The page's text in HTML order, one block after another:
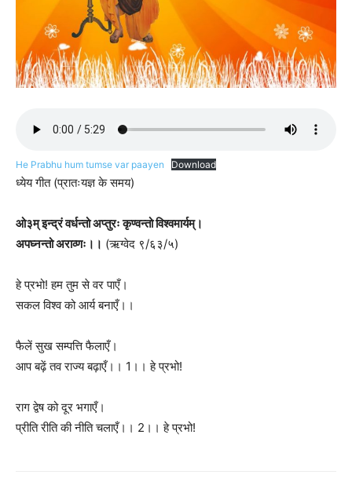
He Prabhu hum tumse var paayen Download
ध्येय गीत (प्रातःयज्ञ के समय)
ओ३म् इन्द्रं वर्धन्तो अप्तुरः कृण्वन्तो विश्वमार्यम्।
अपघ्नन्तो अराव्णः।। (ऋग्वेद ९/६३/५)
हे प्रभो! हम तुम से वर पाएँ।
सकल विश्व को आर्य बनाएँ।।
फैलें सुख सम्पत्ति फैलाएँ।
आप बढ़ें तव राज्य बढ़ाएँ।। 1।। हे प्रभो!
राग द्वेष को दूर भगाएँ।
प्रीति रीति की नीति चलाएँ।। 2।। हे प्रभो!